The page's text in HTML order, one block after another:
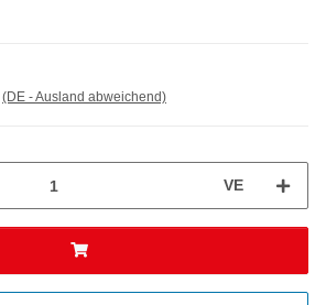
(DE - Ausland abweichend)
VE